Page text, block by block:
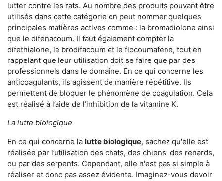
lutter contre les rats. Au nombre des produits pouvant être
utilisés dans cette catégorie on peut nommer quelques
principales matières actives comme : la bromadiolone ainsi
que le difenacoum. Il faut également compter la
difethialone, le brodifacoum et le flocoumafene, tout en
rappelant que leur utilisation doit se faire que par des
professionnels dans le domaine. En ce qui concerne les
anticoagulants, ils agissent de manière répétitive. Ils
permettent de bloquer le phénomène de coagulation. Cela
est réalisé à l’aide de l’inhibition de la vitamine K.
La lutte biologique
En ce qui concerne la lutte biologique, sachez qu'elle est
réalisée par l’utilisation des chats, des chiens, des renards,
ou par des serpents. Cependant, elle n'est pas si simple à
réaliser et donc pas assez évidente. Imaginez-vous devoir